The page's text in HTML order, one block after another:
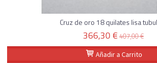
Cruz de oro 18 quilates lisa
366,30 € 407,00 €
Añadir a Carrito